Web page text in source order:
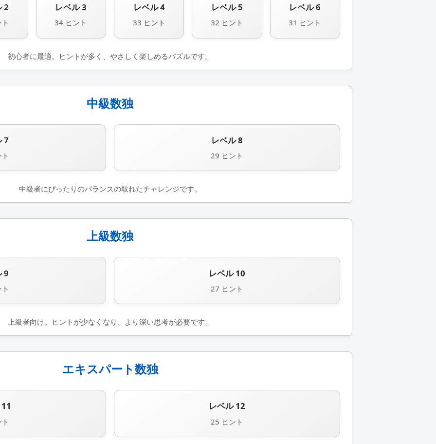
2 レベル 3
34 ヒント
レベル 4
33 ヒント
レベル 5
32 ヒント
レベル 6
31 ヒント
初心者に最適。ヒントが多く、やさしく楽しめるパズルです。
中級数独
7 レベル 8
29 ヒント
中級者にぴったりのバランスの取れたチャレンジです。
上級数独
9 レベル 10
27 ヒント
上級者向け。ヒントが少なくなり、より深い思考が必要です。
エキスパート数独
レベル 12
25 ヒント